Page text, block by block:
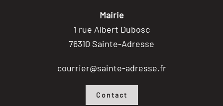
Mairie
1 rue Albert Dubosc
76310 Sainte-Adresse
courrier@sainte-adresse.fr
Contact